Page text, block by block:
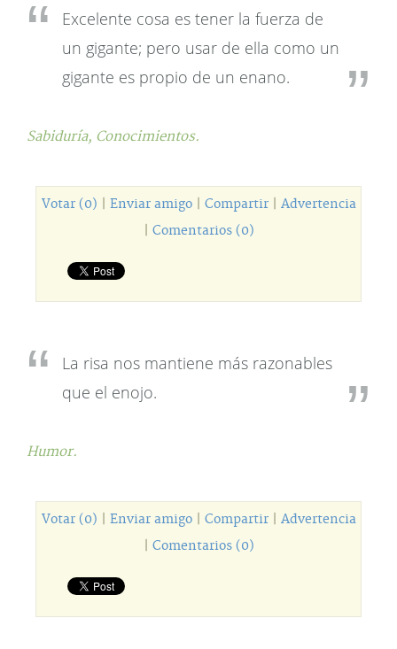
Excelente cosa es tener la fuerza de
un gigante; pero usar de ella como un
gigante es propio de un enano.
Sabiduría, Conocimientos.
Votar (0) Enviar amigo| Compartir| Advertencia
Comentarios (0)
La risa nos mantiene más razonables
que el enojo.
Humor.
Votar (0) Enviar amigo| Compartir| Advertencia
Comentarios (0)